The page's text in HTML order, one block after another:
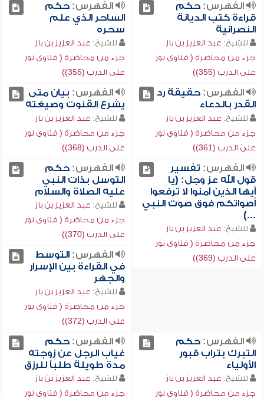
الفهرس:حكم
قراءة كتب الديانة
النصرانية
للشيخ: عبد العزيز بن باز
جزء من محاضرة ( فتاوى نور
على الدرب (355))
الفهرس:حكم
الساحر الذي علم
سحره
للشيخ: عبد العزيز بن باز
جزء من محاضرة ( فتاوى نور
على الدرب (355))
الفهرس:حقيقة رد
القدر بالدعاء
للشيخ: عبد العزيز بن باز
جزء من محاضرة ( فتاوى نور
على الدرب (361))
الفهرس: بيان متى
يشرع القنوت وصيغته
للشيخ: عبد العزيز بن باز
جزء من محاضرة ( فتاوى نور
على الدرب (368))
الفهرس: تفسير
قول الله عز وجل: (يا
أيها الذين آمنوا لا ترفعوا
أصواتكم فوق صوت النبي
...)
للشيخ: عبد العزيز بن باز
جزء من محاضرة ( فتاوى نور
على الدرب (369))
الفهرس:حكم
التوسل بذات النبي
عليه الصلاة والسلام
للشيخ: عبد العزيز بن باز
جزء من محاضرة ( فتاوى نور
على الدرب (370))
الفهرس:التوسط
في القراءة بين الإسرار
والجهر
للشيخ: عبد العزيز بن باز
جزء من محاضرة ( فتاوى نور
على الدرب (372))
الفهرس:حكم
التبرك بتراب قبور
الأولياء
للشيخ: عبد العزيز بن باز
جزء من محاضرة ( فتاوى نور
الفهرس:حكم
غياب الرجل عن زوجته
مدة طويلة طلباً للرزق
للشيخ: عبد العزيز بن باز
جزء من محاضرة ( فتاوى نور